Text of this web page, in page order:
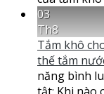
03
Th8
Tắm khô
thế tắm
năng bình
tật: Khi nào